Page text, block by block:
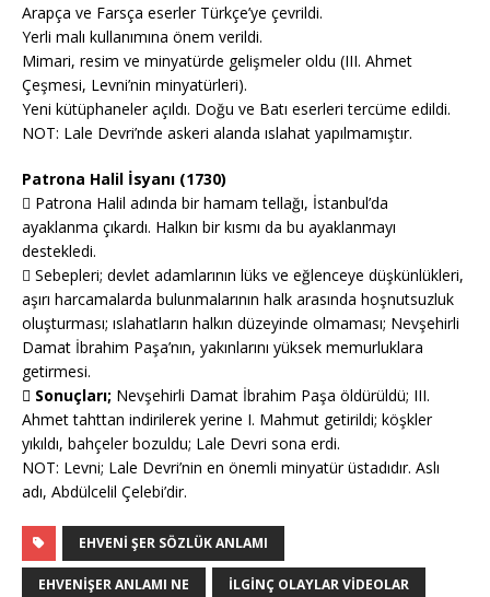
Arapça ve Farsça eserler Türkçe’ye çevrildi.
Yerli malı kullanımına önem verildi.
Mimari, resim ve minyatürde gelişmeler oldu (III. Ahmet
Çeşmesi, Levni’nin minyatürleri).
Yeni kütüphaneler açıldı. Doğu ve Batı eserleri tercüme edildi.
NOT: Lale Devri’nde askeri alanda ıslahat yapılmamıştır.
Patrona Halil İsyanı (1730)
 Patrona Halil adında bir hamam tellağı, İstanbul’da
ayaklanma çıkardı. Halkın bir kısmı da bu ayaklanmayı
destekledi.
 Sebepleri; devlet adamlarının lüks ve eğlenceye düşkünlükleri,
aşırı harcamalarda bulunmalarının halk arasında hoşnutsuzluk
oluşturması; ıslahatların halkın düzeyinde olmaması; Nevşehirli
Damat İbrahim Paşa’nın, yakınlarını yüksek memurluklara
getirmesi.
 Sonuçları; Nevşehirli Damat İbrahim Paşa öldürüldü; III.
Ahmet tahttan indirilerek yerine I. Mahmut getirildi; köşkler
yıkıldı, bahçeler bozuldu; Lale Devri sona erdi.
NOT: Levni; Lale Devri’nin en önemli minyatür üstadıdır. Aslı
adı, Abdülcelil Çelebi’dir.
EHVENI ŞER SÖZLÜK ANLAMI
EHVENIŞER ANLAMI NE ILGINÇ OLAYLAR VIDEOLAR